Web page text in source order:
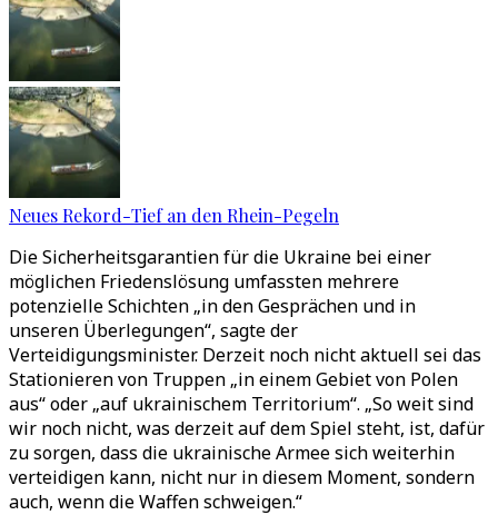
Neues Rekord-Tief an den Rhein-Pegeln
Die Sicherheitsgarantien für die Ukraine bei einer
möglichen Friedenslösung umfassten mehrere
potenzielle Schichten „in den Gesprächen und in
unseren Überlegungen“, sagte der
Verteidigungsminister. Derzeit noch nicht aktuell sei das
Stationieren von Truppen „in einem Gebiet von Polen
aus“ oder „auf ukrainischem Territorium“. „So weit sind
wir noch nicht, was derzeit auf dem Spiel steht, ist, dafür
zu sorgen, dass die ukrainische Armee sich weiterhin
verteidigen kann, nicht nur in diesem Moment, sondern
auch, wenn die Waffen schweigen.“